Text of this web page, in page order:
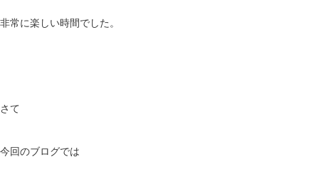
非常に楽しい時間でした。
さて
今回のブログでは